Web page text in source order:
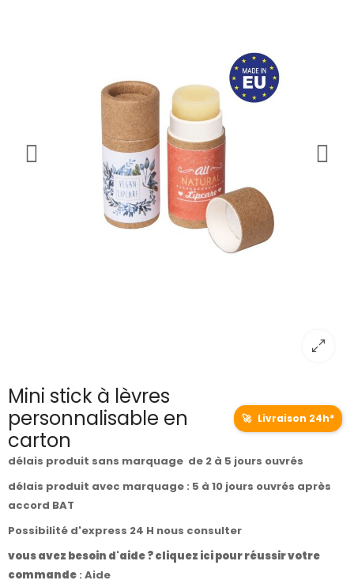
Mini stick à lèvres
personnalisable en
carton
🚀 Livraison 24h*
délais produit sans marquage de 2 à 5 jours ouvrés
délais produit avec marquage : 5 à 10 jours ouvrés après
accord BAT
Possibilité d'express 24 H nous consulter
vous avez besoin d'aide ? cliquez ici pour réussir votre
commande : Aide